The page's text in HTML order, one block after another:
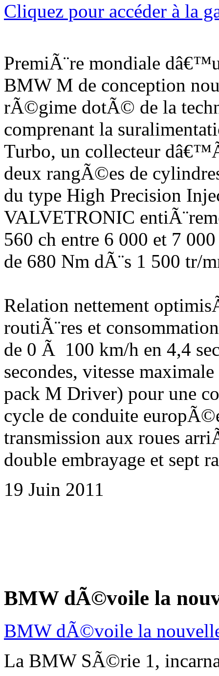
Cliquez pour accéder à la
PremiÃ¨re mondiale
BMW M de conception
rÃ©gime dotÃ© de la
comprenant la
Turbo, un collecteur
deux rangÃ©es de
du type High Precision
VALVETRONIC
560 ch entre 6 000 et 7
de 680 Nm dÃ¨s 1 500 tr/
Relation nettement
routiÃ¨res et
de 0 Ã 100 km/h en 4,4
secondes, vitesse
pack M Driver) pour une
cycle de conduite
transmission aux roues
double embrayage et sept
19 Juin 2011
BMW dÃ©voile la
BMW dÃ©voile la
La BMW SÃ©rie 1,